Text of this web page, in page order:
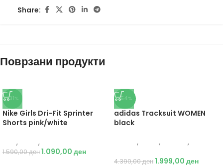
Share:
Поврзани продукти
-31%
Nike Girls Dri-Fit Sprinter
Shorts pink/white
, ,
1.590,00ден1.090,00 ден
-54%
adidas Tracksuit WOMEN
black
, ,
,
4.390,00ден1.999,00 ден